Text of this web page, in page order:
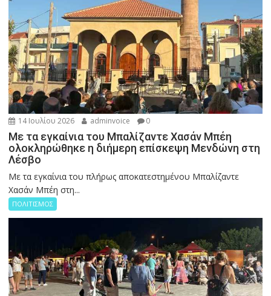
14 Ιουλίου 2026 adminvoice 0
Με τα εγκαίνια του Μπαλίζαντε Χασάν Μπέη
ολοκληρώθηκε η διήμερη επίσκεψη Μενδώνη στη
Λέσβο
Με τα εγκαίνια του πλήρως αποκατεστημένου Μπαλίζαντε
Χασάν Μπέη στη...
ΠΟΛΙΤΙΣΜΟΣ